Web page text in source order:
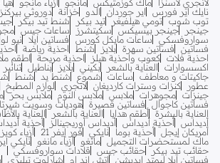
نايك اير فورس
اير جوردان الدو خزانة دوروثي بيركنز
توب شوب تومي هيلفيغر تيد بيكر شنط تيد بيكر
جينجر
جينجر بيسيكس سكيتشرز ساعات جيس
سواروفسكي
ساعات مايكل كورس فساتين ايلا نيو
فساتين
فساتين سهرة بلايز شنط احذية رياضة
احذية فلات كعوب واحذية هيلز احذية مريحة اطقم
اكسسوارات
العناية بالشعر بكيني بلايز بناطيل تنانير
جاكيتات و معاطف
ساعات شموع شنط يد شنط
عطور
كنزات وسترات كارديغان لانجري لوازم المطبخ
جينزات مجوهرات ملابس ملابس النوم ملابس بحر
فساتين كاجوال
فساتين قصيرة هوديات وسويت
العناية بالبشرة أطقم هدايا العناية بالشعر العناية
أديداس أحذية أديداس أديداس أوريجينالز
أحذية
أمريكان إيجل أحذية بوما نايكي فور إيفر 21 أزياء كويز
ماك لمستحضرات التجميل مانغو أزياء مانغو نايكي
حقائب تيد بيكر
حقائب جيس
قلادات سواروفسكي
فساتين ايلا ليمتد ايديشن
اتش اند ام شارلوت تيلبري